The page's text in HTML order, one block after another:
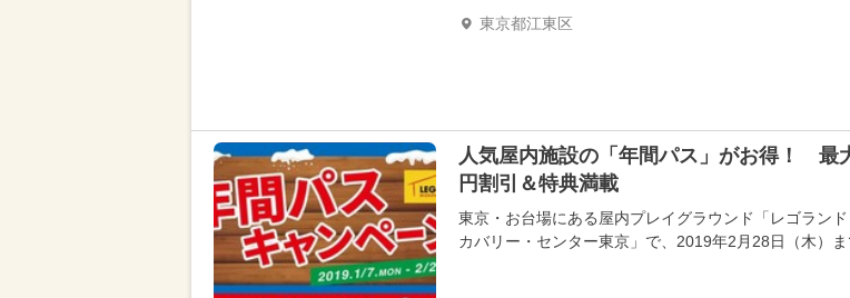
東京都江東区
人気屋内施設の「年間パス」がお得！ 最
円割引＆特典満載
東京・お台場にある屋内プレイグラウンド「レゴランド
カバリー・センター東京」で、2019年2月28日（木）ま